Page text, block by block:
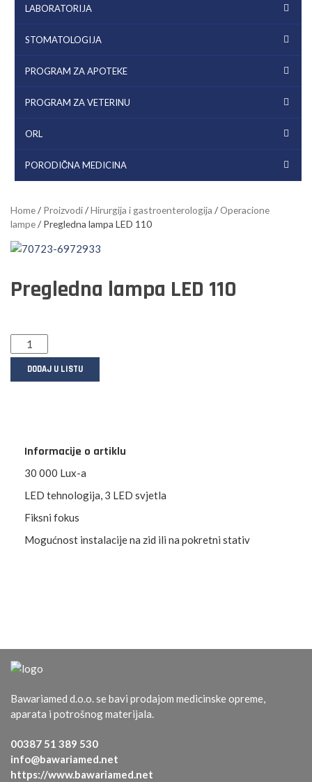
LABORATORIJA
STOMATOLOGIJA
PROGRAM ZA APOTEKE
PROGRAM ZA VETERINU
ORL
PORODIČNA MEDICINA
Home/ Proizvodi/Hirurgija i gastroenterologija /Operacione
lampe/ Pregledna lampa LED 110
Pregledna lampa LED 110
DODAJ U LISTU
Informacije o artiklu
30 000 Lux-a
LED tehnologija, 3 LED svjetla
Fiksni fokus
Mogućnost instalacije na zid ili na pokretni stativ
Bawariamed d.o.o. se bavi prodajom medicinske opreme,
aparata i potrošnog materijala.
00387 51 389 530
info@bawariamed.net
https://www.bawariamed.net